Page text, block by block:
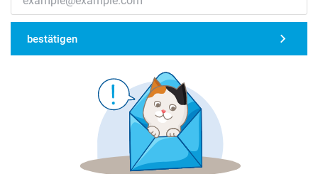
bestätigen